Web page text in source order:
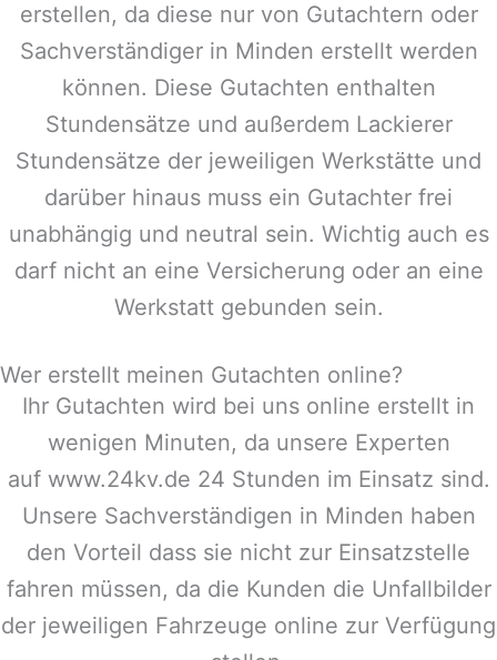
erstellen, da diese nur von Gutachtern oder
Sachverständiger in Minden erstellt werden
können. Diese Gutachten enthalten
Stundensätze und außerdem Lackierer
Stundensätze der jeweiligen Werkstätte und
darüber hinaus muss ein Gutachter frei
unabhängig und neutral sein. Wichtig auch es
darf nicht an eine Versicherung oder an eine
Werkstatt gebunden sein.
Wer erstellt meinen Gutachten online?
Ihr Gutachten wird bei uns online erstellt in
wenigen Minuten, da unsere Experten
auf www.24kv.de 24 Stunden im Einsatz sind.
Unsere Sachverständigen in Minden haben
den Vorteil dass sie nicht zur Einsatzstelle
fahren müssen, da die Kunden die Unfallbilder
der jeweiligen Fahrzeuge online zur Verfügung